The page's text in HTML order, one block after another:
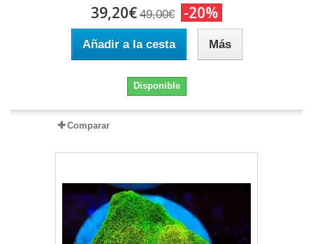
39,20€ 49,00€ -20%
Añadir a la cesta Más
Disponible
Comparar